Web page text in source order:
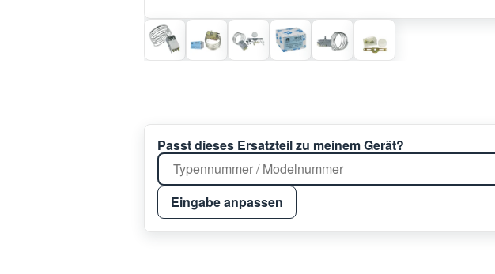
Passt dieses Ersatzteil zu meinem Gerät?
Eingabe anpassen